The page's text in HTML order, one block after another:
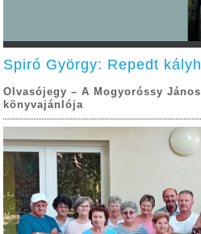
Spiró György: Repedt
Olvasójegy – A Mogyoróssy
könyvajánlója